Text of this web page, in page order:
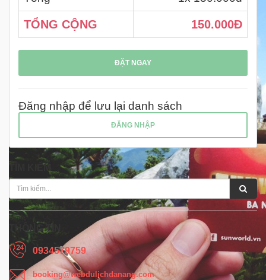
TỔNG CỘNG 150.000Đ
ĐẶT NGAY
Đăng nhập để lưu lại danh sách
ĐĂNG NHẬP
TÌM KIẾM
THÔNG TIN
0934579759
booking@webdulichdanang.com